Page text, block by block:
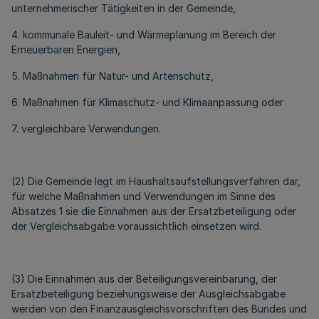
unternehmerischer Tätigkeiten in der Gemeinde,
4. kommunale Bauleit- und Wärmeplanung im Bereich der
Erneuerbaren Energien,
5. Maßnahmen für Natur- und Artenschutz,
6. Maßnahmen für Klimaschutz- und Klimaanpassung oder
7. vergleichbare Verwendungen.
(2) Die Gemeinde legt im Haushaltsaufstellungsverfahren dar,
für welche Maßnahmen und Verwendungen im Sinne des
Absatzes 1 sie die Einnahmen aus der Ersatzbeteiligung oder
der Vergleichsabgabe voraussichtlich einsetzen wird.
(3) Die Einnahmen aus der Beteiligungsvereinbarung, der
Ersatzbeteiligung beziehungsweise der Ausgleichsabgabe
werden von den Finanzausgleichsvorschriften des Bundes und